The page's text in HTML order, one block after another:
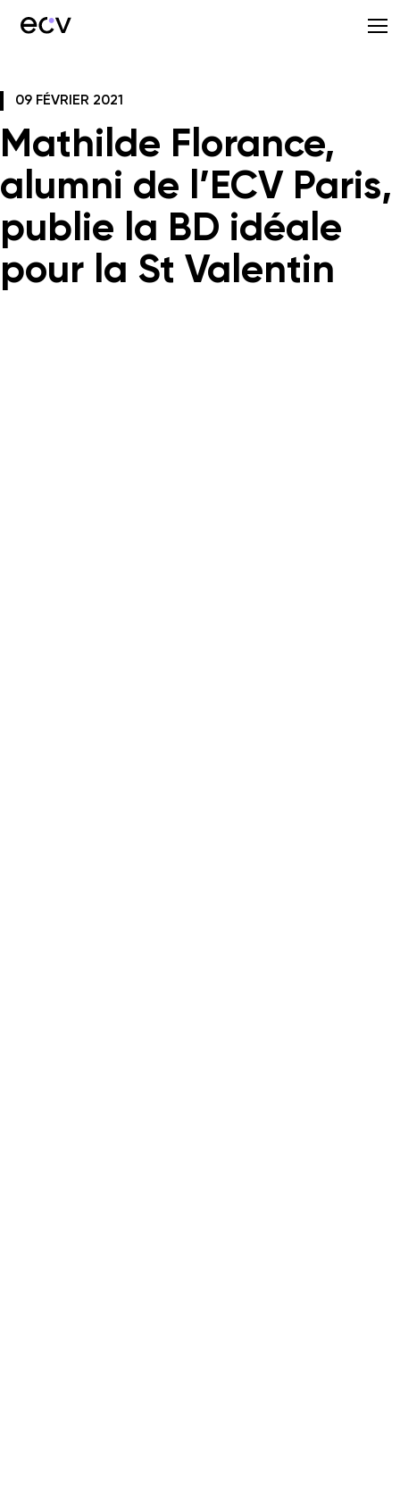
09 FÉVRIER 2021
Mathilde Florance,
alumni de l’ECV Paris,
publie la BD idéale
pour la St Valentin